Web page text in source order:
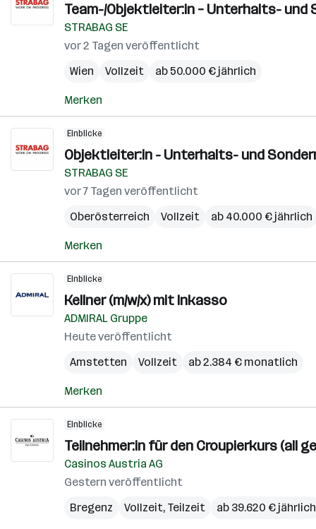
Team-/Objektleiter:in – Unterhalts- und
STRABAG SE
vor 2 Tagen veröffentlicht
Wien
Vollzeit ab 50.000 € jährlich
Merken
Einblicke
Objektleiter:in - Unterhalts- und
STRABAG SE
vor 7 Tagen veröffentlicht
Oberösterreich
Vollzeit ab 40.000 € jährlich
Merken
Einblicke
Kellner (m/w/x) mit Inkasso
ADMIRAL Gruppe
Heute veröffentlicht
Amstetten
Vollzeit ab 2.384 € monatlich
Merken
Einblicke
Teilnehmer:in für den Croupierkurs (all
Casinos Austria AG
Gestern veröffentlicht
Bregenz
Vollzeit, Teilzeit ab 39.620 € jährlich